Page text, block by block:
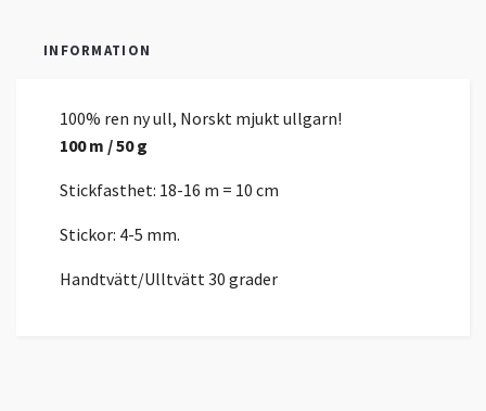
INFORMATION
100% ren ny ull, Norskt mjukt ullgarn!
100 m / 50 g
Stickfasthet: 18-16 m = 10 cm
Stickor: 4-5 mm.
Handtvätt/Ulltvätt 30 grader